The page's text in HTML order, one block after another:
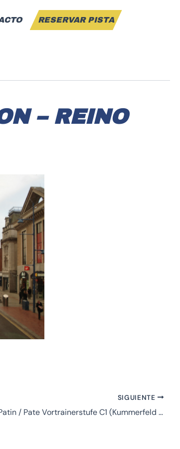
RESERVAR PISTA
– REINO
Office 365
SIGUIENTE
Ausbildung Pickleball Patin / Pate Vortrainerstufe C1 (Kummerfeld – Alemania)